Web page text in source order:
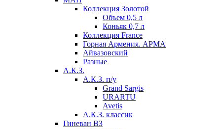
Коллекция Золотой
Объем 0,5 л
Коньяк 0,7 л
Коллекция France
Горная Армения. АРМА
Айвазовский
Разные
А.К.З.
А.К.З. п/у
Grand Sargis
URARTU
Avetis
А.К.З. классик
Гиневан ВЗ